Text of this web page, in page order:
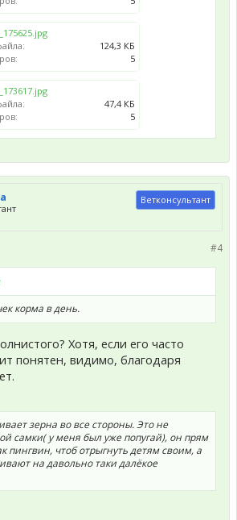
124,3 КБ
5
47,4 КБ
5
Ветконсультант
#4
корма в день.
Хотя, если его часто
понятен, видимо, благодаря
зерна во все стороны. Это не
самки( у меня был уже попугай), он прям
пингвин, чтоб отрыгнуть детям своим, а
на давольно таки далёкое